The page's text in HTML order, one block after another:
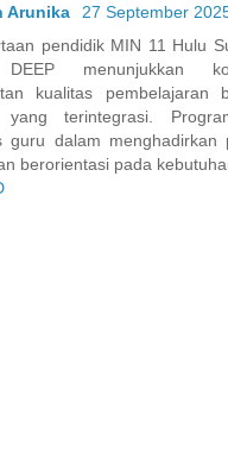
Arunika
27 September
pendidik MIN 11 Hulu
menunjukkan
kualitas pembelajaran
yang terintegrasi.
guru dalam menghadirkan
berorientasi pada